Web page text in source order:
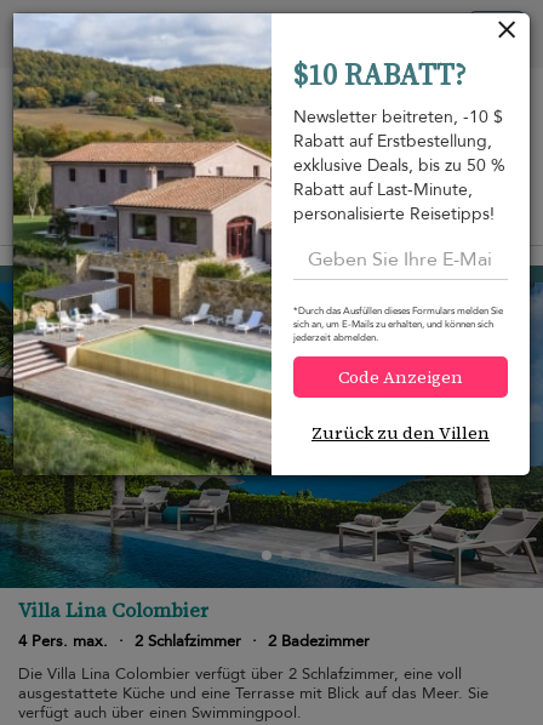
Auf der Karte anzeigen
Colombier von1.150 USD
Villa Lina Colombier
4 Pers. max. · 2 Schlafzimmer · 2 Badezimmer
Die Villa Lina Colombier verfügt über 2 Schlafzimmer, eine voll
ausgestattete Küche und eine Terrasse mit Blick auf das Meer. Sie
verfügt auch über einen Swimmingpool.
$10 RABATT?
Newsletter beitreten, -10 $
Rabatt auf Erstbestellung,
exklusive Deals, bis zu 50 %
Rabatt auf Last-Minute,
personalisierte Reisetipps!
*Durch das Ausfüllen dieses Formulars melden Sie
sich an, um E-Mails zu erhalten, und können sich
jederzeit abmelden.
Code Anzeigen
Zurück zu den Villen
Cookie-Einstellungen